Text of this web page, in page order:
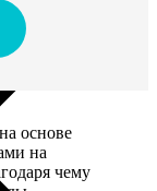
основе
на
чему